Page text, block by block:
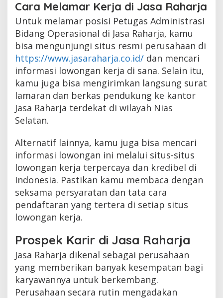
Cara Melamar Kerja di Jasa Raharja
Untuk melamar posisi Petugas Administrasi
Bidang Operasional di Jasa Raharja, kamu
bisa mengunjungi situs resmi perusahaan di
https://www.jasaraharja.co.id/ dan mencari
informasi lowongan kerja di sana. Selain itu,
kamu juga bisa mengirimkan langsung surat
lamaran dan berkas pendukung ke kantor
Jasa Raharja terdekat di wilayah Nias
Selatan.
Alternatif lainnya, kamu juga bisa mencari
informasi lowongan ini melalui situs-situs
lowongan kerja terpercaya dan kredibel di
Indonesia. Pastikan kamu membaca dengan
seksama persyaratan dan tata cara
pendaftaran yang tertera di setiap situs
lowongan kerja.
Prospek Karir di Jasa Raharja
Jasa Raharja dikenal sebagai perusahaan
yang memberikan banyak kesempatan bagi
karyawannya untuk berkembang.
Perusahaan secara rutin mengadakan